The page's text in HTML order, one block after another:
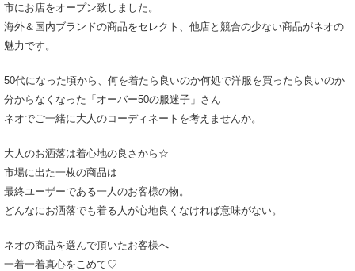
市にお店をオープン致しました。
海外＆国内ブランドの商品をセレクト、他店と競合の少ない商品がネオの
魅力です。
50代になった頃から、何を着たら良いのか何処で洋服を買ったら良いのか
分からなくなった「オーバー50の服迷子」さん
ネオでご一緒に大人のコーディネートを考えませんか。
大人のお洒落は着心地の良さから☆
市場に出た一枚の商品は
最終ユーザーである一人のお客様の物。
どんなにお洒落でも着る人が心地良くなければ意味がない。
ネオの商品を選んで頂いたお客様へ
一着一着真心をこめて♡